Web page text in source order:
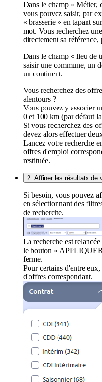
Dans le champ « Métier,
vous pouvez saisir, par
« brasserie » en tapant
mot. Vous recherchez
directement sa
Dans le champ « lieu de
saisir une commune, un
un continent.
Vous recherchez des
alentours ?
Vous pouvez y associer
0 et 100 km (par défaut
Si vous recherchez des
devez alors effectuer
Lancez votre recherche
offres d'emploi
restituée.
2. Affiner les résultats de
Si besoin, vous pouvez
en sélectionnant des
de recherche.
La recherche est
le bouton «
ferme.
Pour certains d'entre
d'offres correspondant.